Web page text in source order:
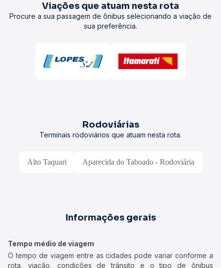
Viações que atuam nesta rota
Procure a sua passagem de ônibus selecionando a viação de
sua preferência.
Rodoviárias
Terminais rodoviários que atuam nesta rota.
Alto Taquari Aparecida do Taboado - Rodoviária
Informações gerais
Tempo médio de viagem
O tempo de viagem entre as cidades pode variar conforme a
rota, viação, condições de trânsito e o tipo de ônibus